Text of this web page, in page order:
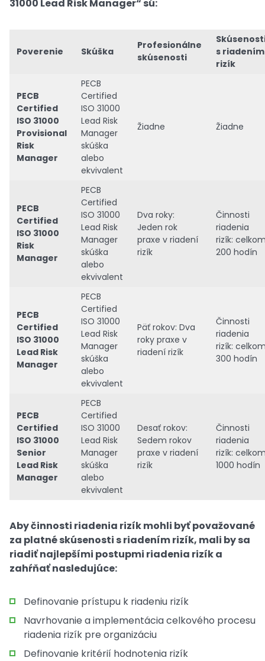
31000 Lead Risk Manager“ sú:
Poverenie Skúška
Profesionálne
skúsenosti
s riadením
rizík
PECB
Certified
ISO 31000
Provisional
Risk
Manager
PECB
Certified
ISO 31000
Lead Risk
Manager
skúška
alebo
ekvivalent
Žiadne Žiadne
PECB
Certified
ISO 31000
Risk
Manager
PECB
Certified
ISO 31000
Lead Risk
Manager
skúška
alebo
ekvivalent
Dva roky:
Jeden rok
praxe v riadení
rizík
Činnosti
riadenia
rizík:
200 hodín
PECB
Certified
ISO 31000
Lead Risk
Manager
PECB
Certified
ISO 31000
Lead Risk
Manager
skúška
alebo
ekvivalent
Päť rokov: Dva
roky praxe v
riadení rizík
Činnosti
riadenia
rizík:
300 hodín
PECB
Certified
ISO 31000
Senior
Lead Risk
Manager
PECB
Certified
ISO 31000
Lead Risk
Manager
skúška
alebo
ekvivalent
Desať rokov:
Sedem rokov
praxe v riadení
rizík
Činnosti
riadenia
rizík:
1000 hodín
Aby činnosti riadenia rizík mohli byť považované
za platné skúsenosti s riadením rizík, mali by sa
riadiť najlepšími postupmi riadenia rizík a
zahŕňať nasledujúce:
Definovanie prístupu k riadeniu rizík
Navrhovanie a implementácia celkového procesu
riadenia rizík pre organizáciu
Definovanie kritérií hodnotenia rizík